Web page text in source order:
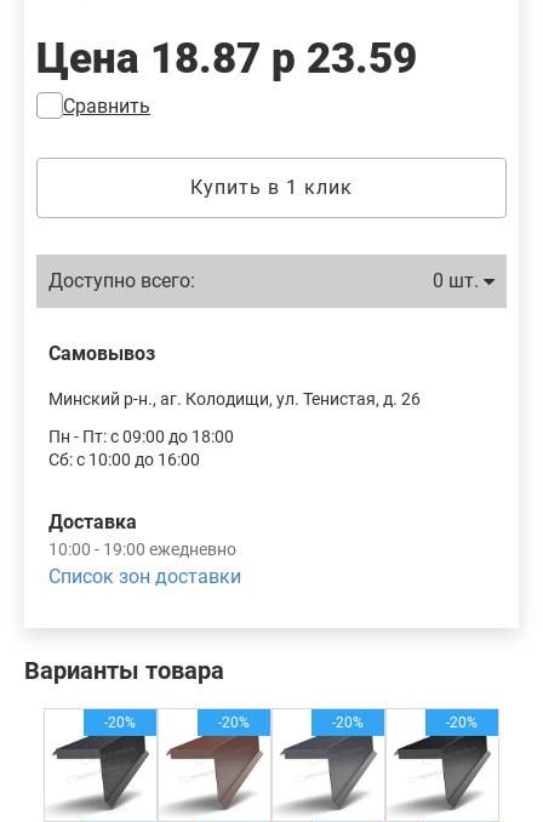
Варианты товара
-20% -20% -20% -20%
Цена 18.87 р 23.59
Сравнить
Купить в 1 клик
Доступно всего: 0 шт.
Самовывоз
Минский р-н., аг. Колодищи, ул. Тенистая, д. 26
Пн - Пт: с 09:00 до 18:00
Сб: с 10:00 до 16:00
Доставка
10:00 - 19:00 ежедневно
Список зон доставки